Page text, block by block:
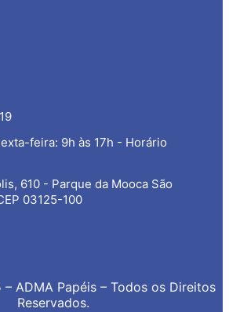
feira: 9h às 17h - Horário
610 - Parque da Mooca São
03125-100
ADMA Papéis – Todos os Direitos
Reservados.